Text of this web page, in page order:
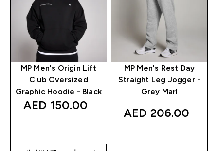
MP Men's Rest Day
Straight Leg Jogger -
Grey Marl
206.00 AED‎
MP Men's Origin Lift
Club Oversized
Graphic Hoodie - Black
150.00 AED‎